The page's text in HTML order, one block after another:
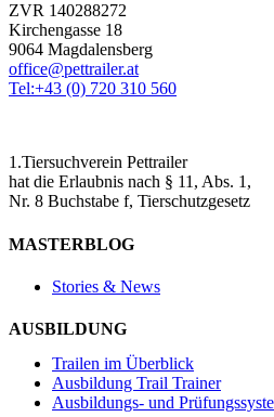
ZVR 140288272
Kirchengasse 18
9064 Magdalensberg
office@pettrailer.at
Tel:+43 (0) 720 310 560
1.Tiersuchverein Pettrailer
hat die Erlaubnis nach § 11, Abs. 1,
Nr. 8 Buchstabe f, Tierschutzgesetz
MASTERBLOG
Stories & News
AUSBILDUNG
Trailen im Überblick
Ausbildung Trail Trainer
Ausbildungs- und